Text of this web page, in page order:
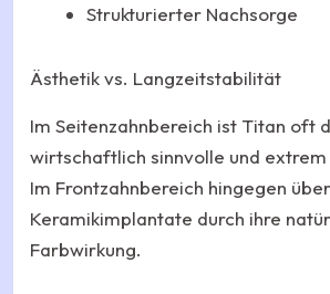
Strukturierter Nachsorge
Ästhetik vs. Langzeitstabilität
Im Seitenzahnbereich ist Titan oft
wirtschaftlich sinnvolle und extrem
Im Frontzahnbereich hingegen
Keramikimplantate durch ihre
Farbwirkung.